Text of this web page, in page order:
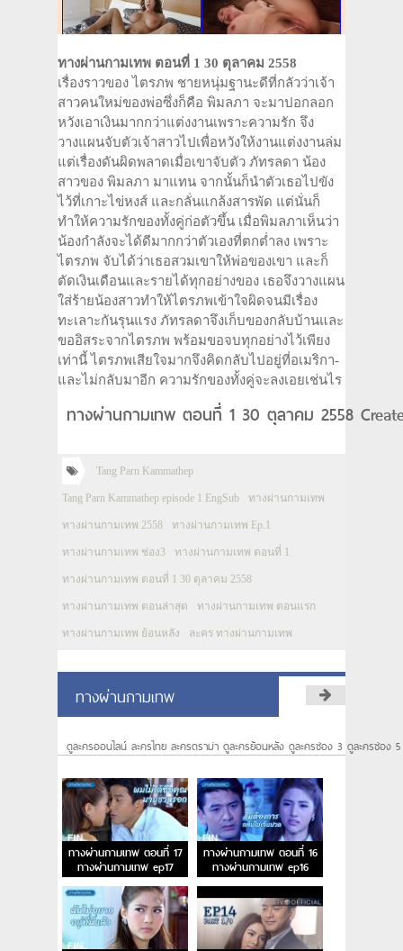
ทางผ่านกามเทพ ตอนที่ 1 30 ตุลาคม 2558
เรื่องราวของ ไตรภพ ชายหนุ่มฐานะดีที่กลัวว่าเจ้า
สาวคนใหม่ของ­พ่อซึ่งก็คือ พิมลภา จะมาปอกลอก
หวังเอาเงินมากกว่าแต่งงานเพราะความรัก จึง
วางแผนจับตัวเจ้าสาวไปเพื่อหวังให้งานแ­ต่งงานล่ม
แต่เรื่องดันผิดพลาดเมื่อเขาจับตัว ภัทรลดา น้อง
สาวของ พิมลภา มาแทน จากนั้นก็นำตัวเธอไปขัง
ไว้ที่เกาะไข่หงส์ และกลั่นแกล้งสารพัด แต่นั่นก็
ทำให้ความรักของทั้งคู่ก่อตัวขึ้­น เมื่อพิมลภาเห็นว่า
น้องกำลังจะได้ดีมากกว่­าตัวเองที่ตกต่ำลง เพราะ
ไตรภพ จับได้ว่าเธอสวมเขาให้พ่อของเขา และก็
ตัดเงินเดือนและรายได้ทุกอย่างของ เธอจึงวางแผน
ใส่ร้ายน้องสาวทำให้ไตรภพเข้า­ใจผิดจนมีเรื่อง
ทะเลาะกันรุนแรง ภัทรลดาจึงเก็บของกลับบ้านและ
ขออิสระจากไต­รภพ พร้อมขอจบทุกอย่างไว้เพียง
เท่านี้ ไตรภพเสียใจมากจึงคิดกลับไปอยู่ที่อเมริกา­
และไม่กลับมาอีก ความรักของทั้งคู่จะลงเอยเช่นไร
ทางผ่านกามเทพ ตอนที่ 1 30 ตุลาคม 2558
Tang Parn Kammathep
Tang Parn Kammathep episode 1 EngSub ทางผ่านกามเทพ
ทางผ่านกามเทพ 2558 ทางผ่านกามเทพ Ep.1
ทางผ่านกามเทพ ช่อง3 ทางผ่านกามเทพ ตอนที่ 1
ทางผ่านกามเทพ ตอนที่ 1 30 ตุลาคม 2558
ทางผ่านกามเทพ ตอนล่าสุด ทางผ่านกามเทพ ตอนแรก
ทางผ่านกามเทพ ย้อนหลัง ละคร ทางผ่านกามเทพ
ทางผ่านกามเทพ
ดูละครออนไลน์ ละครไทย ละครดราม่า ดูละครย้อนหลัง ดูละครช่อง 3 ดูละครช่อง
ทางผ่านกามเทพ ตอนที่ 17
ทางผ่านกามเทพ ep17
ทางผ่านกามเทพ ตอนที่ 16
ทางผ่านกามเทพ ep16